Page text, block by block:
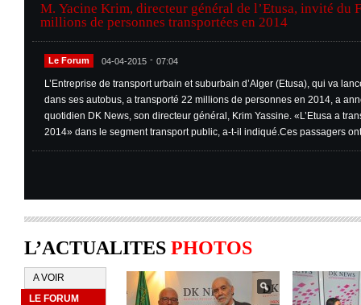
M. Yacine Krim, directeur général de l’Etusa, invité du
millions de personnes transportées en 2014
Le Forum 04-04-2015 - 07:04
L’Entreprise de transport urbain et suburbain d’Alger (Etusa), qui va
dans ses autobus, a transporté 22 millions de personnes en 2014, a
quotidien DK News, son directeur général, Krim Yassine. «L’Etusa a
2014» dans le segment transport public, a-t-il indiqué.Ces passagers
L’ACTUALITES PHOTOS
A VOIR
LE FORUM